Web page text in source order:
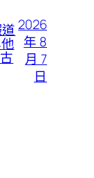
2026
年 8
月 7
日